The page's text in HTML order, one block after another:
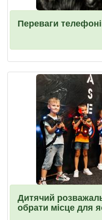
Переваги
Дитячий
обрати місце для